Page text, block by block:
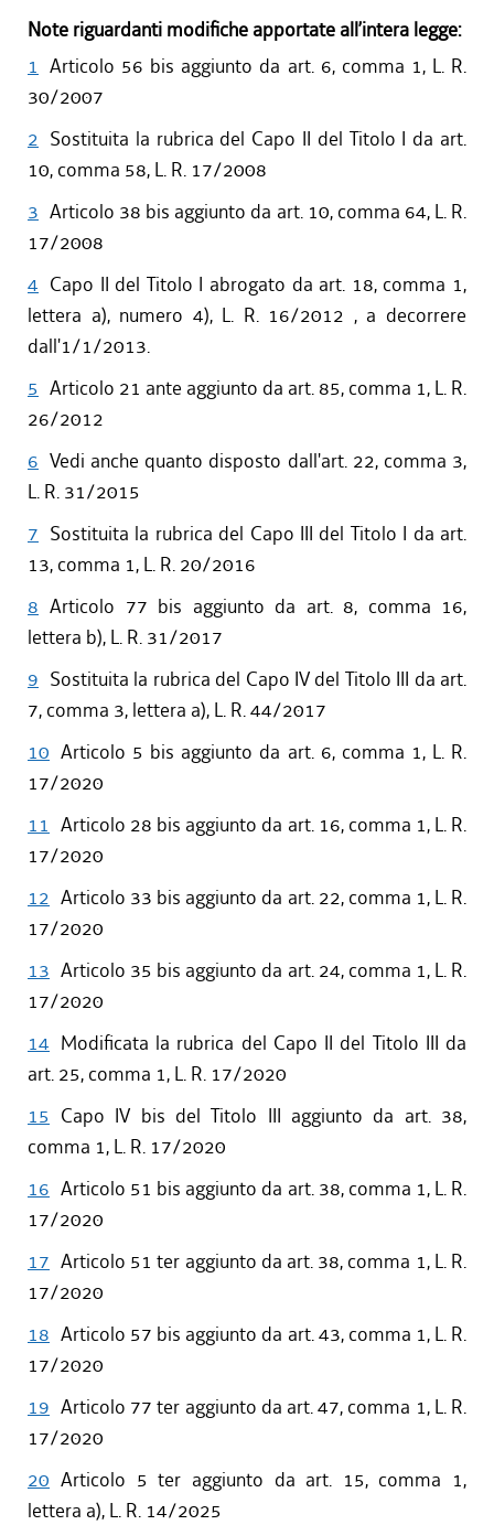
Note riguardanti modifiche apportate all’intera legge:
1 Articolo 56 bis aggiunto da art. 6, comma 1, L. R.
30/2007
2 Sostituita la rubrica del Capo II del Titolo I da art.
10, comma 58, L. R. 17/2008
3 Articolo 38 bis aggiunto da art. 10, comma 64, L. R.
17/2008
4 Capo II del Titolo I abrogato da art. 18, comma 1,
lettera a), numero 4), L. R. 16/2012 , a decorrere
dall'1/1/2013.
5 Articolo 21 ante aggiunto da art. 85, comma 1, L. R.
26/2012
6 Vedi anche quanto disposto dall'art. 22, comma 3,
L. R. 31/2015
7 Sostituita la rubrica del Capo III del Titolo I da art.
13, comma 1, L. R. 20/2016
8 Articolo 77 bis aggiunto da art. 8, comma 16,
lettera b), L. R. 31/2017
9 Sostituita la rubrica del Capo IV del Titolo III da art.
7, comma 3, lettera a), L. R. 44/2017
10 Articolo 5 bis aggiunto da art. 6, comma 1, L. R.
17/2020
11 Articolo 28 bis aggiunto da art. 16, comma 1, L. R.
17/2020
12 Articolo 33 bis aggiunto da art. 22, comma 1, L. R.
17/2020
13 Articolo 35 bis aggiunto da art. 24, comma 1, L. R.
17/2020
14 Modificata la rubrica del Capo II del Titolo III da
art. 25, comma 1, L. R. 17/2020
15 Capo IV bis del Titolo III aggiunto da art. 38,
comma 1, L. R. 17/2020
16 Articolo 51 bis aggiunto da art. 38, comma 1, L. R.
17/2020
17 Articolo 51 ter aggiunto da art. 38, comma 1, L. R.
17/2020
18 Articolo 57 bis aggiunto da art. 43, comma 1, L. R.
17/2020
19 Articolo 77 ter aggiunto da art. 47, comma 1, L. R.
17/2020
20 Articolo 5 ter aggiunto da art. 15, comma 1,
lettera a), L. R. 14/2025